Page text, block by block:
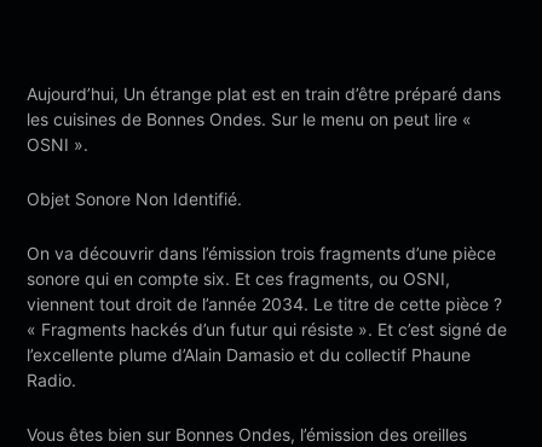
Aujourd’hui, Un étrange plat est en train d’être préparé dans
les cuisines de Bonnes Ondes. Sur le menu on peut lire «
OSNI ».
Objet Sonore Non Identifié.
On va découvrir dans l’émission trois fragments d’une pièce
sonore qui en compte six. Et ces fragments, ou OSNI,
viennent tout droit de l’année 2034. Le titre de cette pièce ?
« Fragments hackés d’un futur qui résiste ». Et c’est signé de
l’excellente plume d’Alain Damasio et du collectif Phaune
Radio.
Vous êtes bien sur Bonnes Ondes, l’émission des oreilles